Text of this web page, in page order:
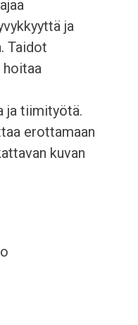
ja
Taidot
hoitaa
ja tiimityötä.
erottamaan
kuvan